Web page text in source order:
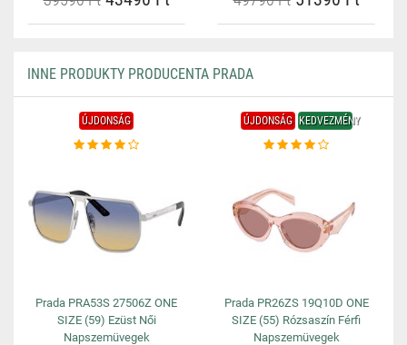
INNE PRODUKTY PRODUCENTA PRADA
ÚJDONSÁG
Prada PRA53S 27506Z ONE
SIZE (59) Ezüst Női
Napszemüvegek
ÚJDONSÁG KEDVEZMÉNY
Prada PR26ZS 19Q10D ONE
SIZE (55) Rózsaszín Férfi
Napszemüvegek